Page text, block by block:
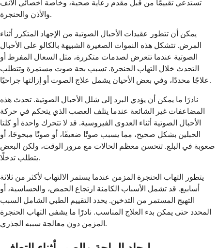
تستدعي تقييمًا من قبل مقدم رعاية صحية، وخاصة أخصائي الأنف
والأذن والحنجرة.
يمكن أن تتطور عقيدات الأحبال الصوتية من الإجهاد المتكرر أثناء
المرض. تتشكل هذه النموات الصغيرة الشبيهة بالكالو على الأحبال
الصوتية عندما تتعرض لصدمات متكررة، مثل السعال المفرط أو
التحدث خلال التهاب الحنجرة. تسبب بحة صوت مستمرة وتتطلب
علاجًا محددًا، وفي بعض الأحيان يشمل علاج الصوت أو إزالتها جراحيًا.
نادرًا ما يمكن أن يؤدي البرد إلى شلل الأحبال الصوتية. تحدث هذه
المضاعفات غير الشائعة عندما يتلف العصب الذي يتحكم في حركة
الأحبال الصوتية أثناء العدوى الفيروسية. قد لا تتحرك واحدة أو كلتا
الحبلين بشكل صحيح، مما يسبب صوتًا ضعيفًا، أو صوتًا مبحوحًا، أو
صعوبة في البلع. تتحسن معظم الحالات مع مرور الوقت، ولكن البعض
يتطلب تدخلًا.
يتطور التهاب الحنجرة المزمن عندما يستمر الالتهاب لأكثر من ثلاثة
أسابيع. قد تشمل الأسباب الكامنة ارتجاع الحمض، والحساسية، أو
التهيج المستمر من التدخين. يحدد التقييم الطبي الشامل السبب
المحدد حتى يمكن بدء العلاج المناسب. نادرًا ما يشفى التهاب الحنجرة
المزمن دون معالجة سببه الجذري.